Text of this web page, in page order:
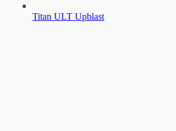
Titan ULT Upblast